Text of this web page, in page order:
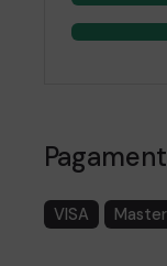
VISA